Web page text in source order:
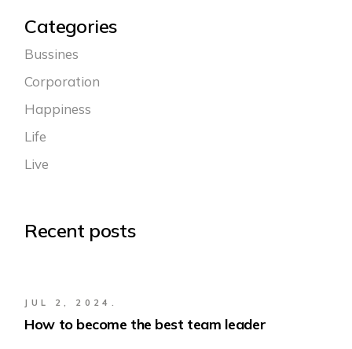
Categories
Bussines
Corporation
Happiness
Life
Live
Recent posts
JUL 2, 2024.
How to become the best team leader